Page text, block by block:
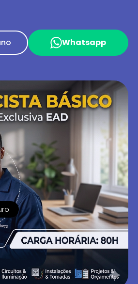
Whatsapp